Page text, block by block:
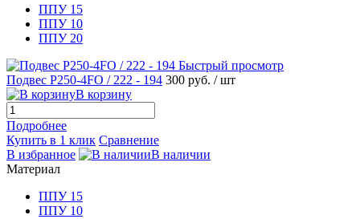
ППУ 15
ППУ 10
ППУ 20
Быстрый просмотр
Подвес Р250-4FO / 222 - 194 300 руб. / шт
В корзину
Подробнее
Купить в 1 клик Сравнение
В избранное
В наличии
Материал
ППУ 15
ППУ 10